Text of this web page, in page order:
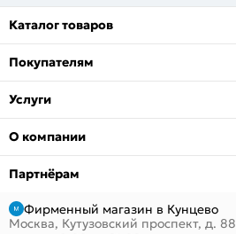
Каталог товаров
Покупателям
Услуги
О компании
Партнёрам
Фирменный магазин в Кунцево
Москва, Кутузовский проспект, д. 88